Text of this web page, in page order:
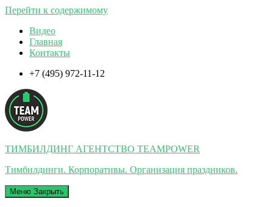
Перейти к содержимому
Видео
Главная
Контакты
+7 (495) 972-11-12
ТИМБИЛДИНГ АГЕНТСТВО TEAMPOWER
Тимбилдинги. Корпоративы. Организация праздников.
Меню Закрыть